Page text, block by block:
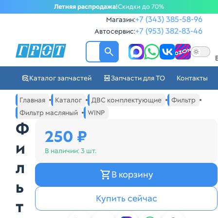
Летняя распродажа!Скидки до 70%
Магазин:+7 (343) 385-58-96
Автосервис:+7 (953) 382-83-46
ГРОТ - Автозапчасти в
Каталог запчастей Запчасти для ТО Контакты
Навигация по сайту автозапчастей ГРОТ
Основное меню навигации интернет-магазина
Главная Каталог ДВС комплектующие
Фильтр
Фильтр масляный
WINP
Ф
и
л
ь
т
250 ₽
В наличии:3 шт.
В корзину
Купить сейчас